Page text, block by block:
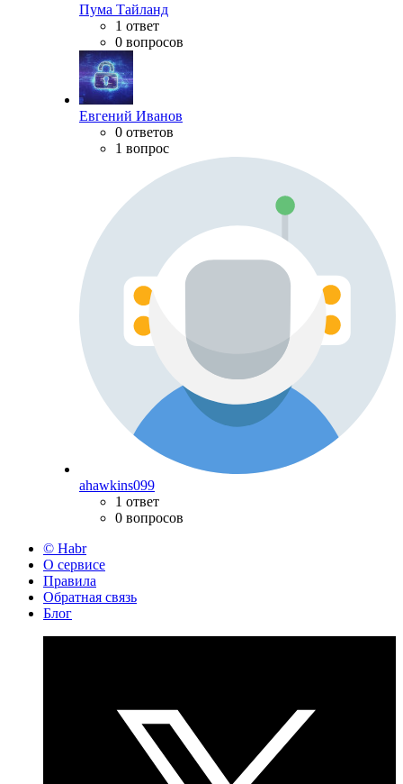
Пума Тайланд
1 ответ
0 вопросов
Евгений Иванов
0 ответов
1 вопрос
ahawkins099
1 ответ
0 вопросов
© Habr
О сервисе
Правила
Обратная связь
Блог